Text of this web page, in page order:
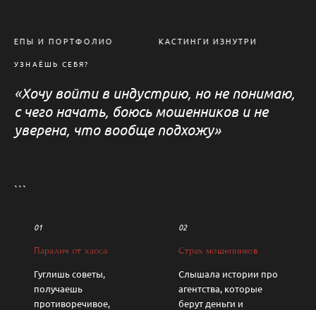
И ПОРТФОЛИО КАСТИНГИ ИЗНУТРИ
УЗНАЁШЬ СЕБЯ?
«Хочу войти в индустрию, но не понимаю,
с чего начать, боюсь мошенников и не
уверена, что вообще подхожу»
```
01
Паралич от хаоса
Гуглишь советы,
получаешь
противоречивое,
02
Страх мошенников
Слышала истории про
агентства, которые
берут деньги и